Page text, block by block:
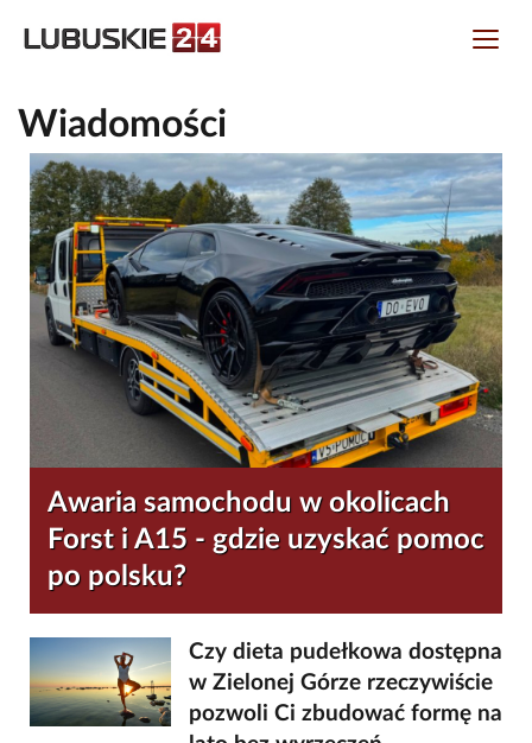
Wiadomości
Awaria samochodu w okolicach
Forst i A15 - gdzie uzyskać pomoc
po polsku?
Czy dieta pudełkowa dostępna
w Zielonej Górze rzeczywiście
pozwoli Ci zbudować formę na